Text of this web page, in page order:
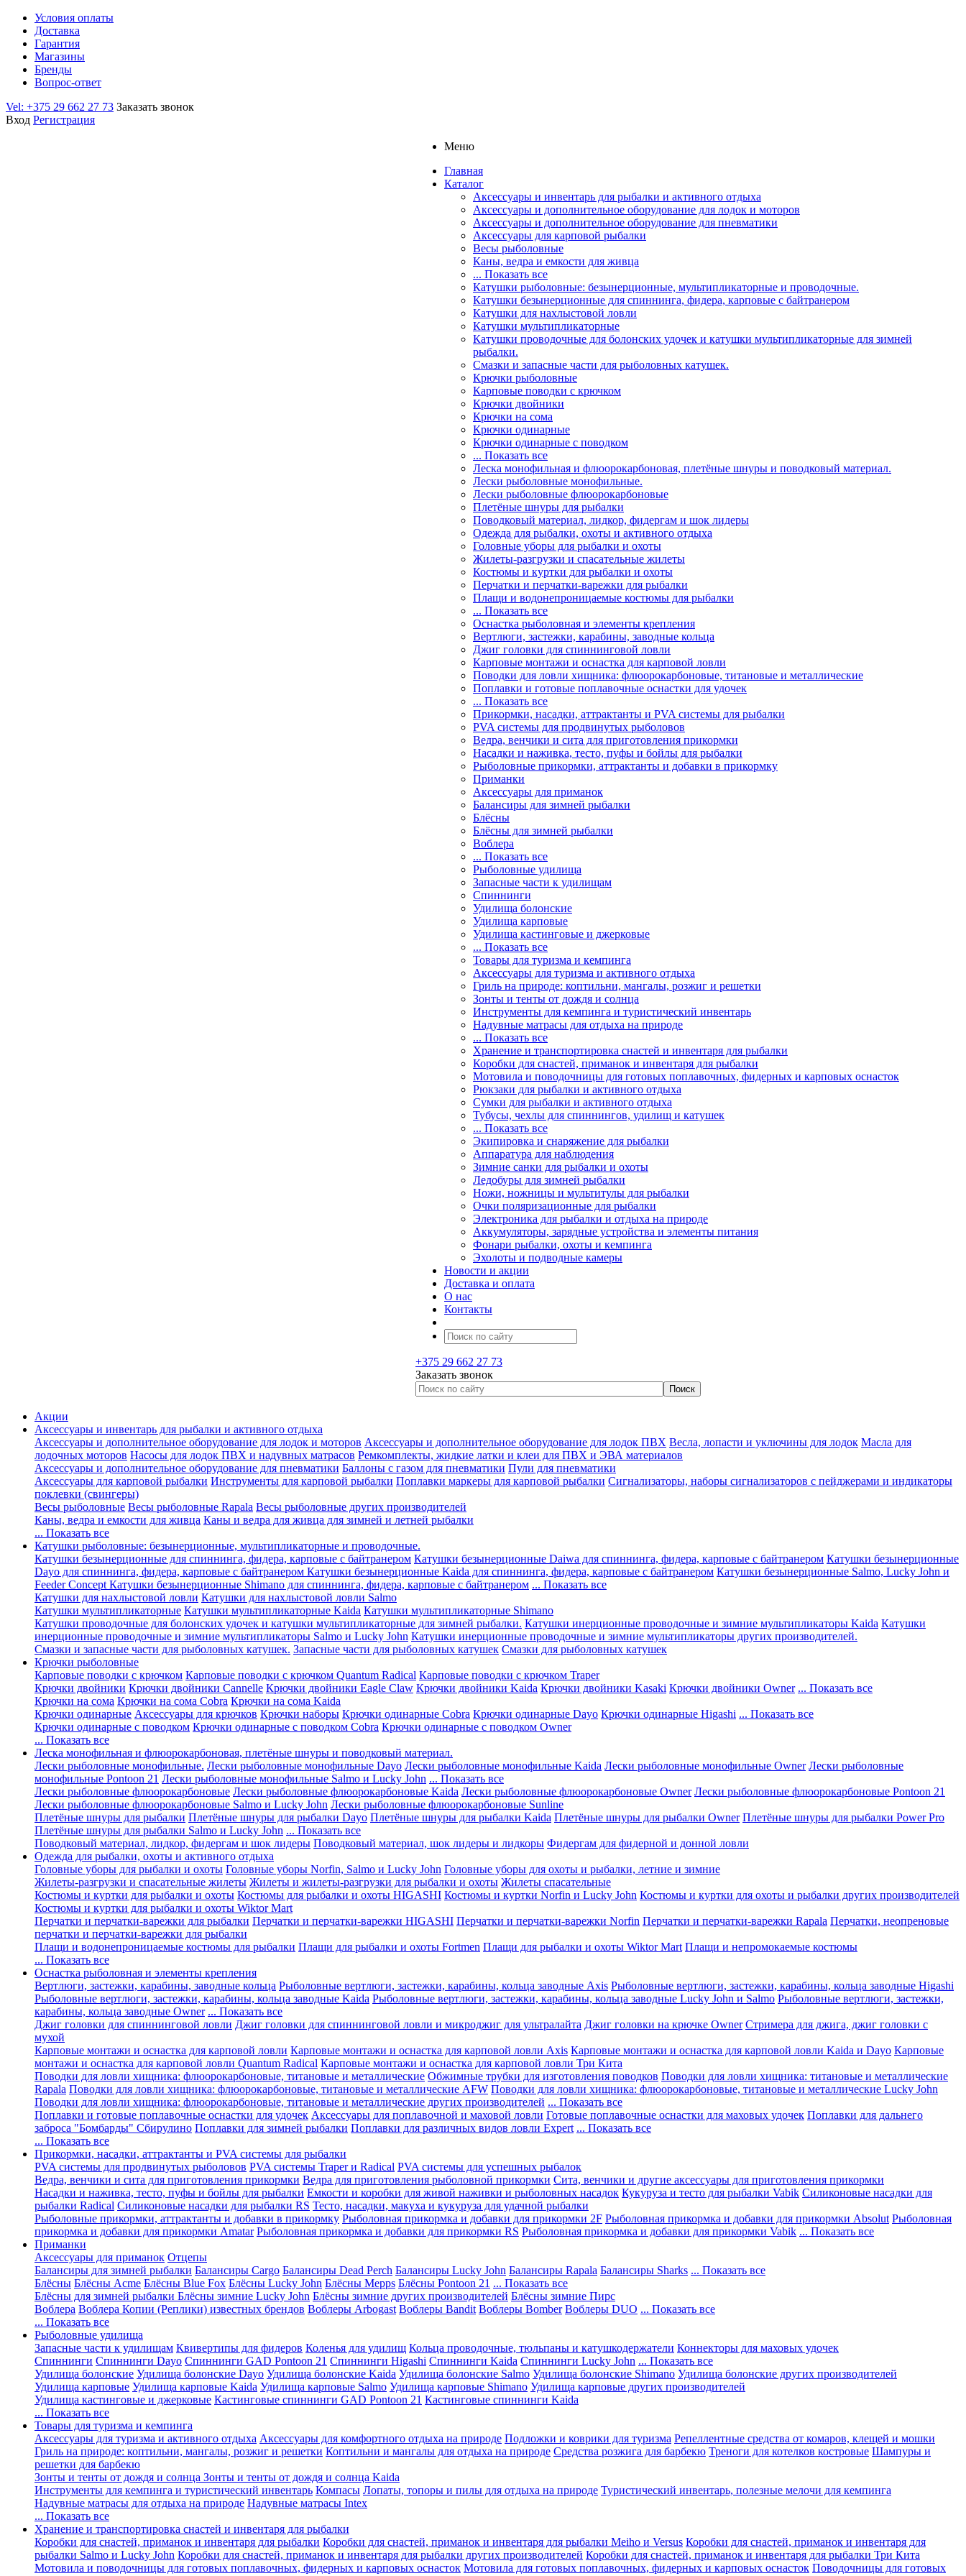
Условия оплаты
Доставка
Гарантия
Магазины
Бренды
Вопрос-ответ
Vel: +375 29 662 27 73 Заказать звонок
Вход Регистрация
Меню
Главная
Каталог
Аксессуары и инвентарь для рыбалки и активного отдыха
Аксессуары и дополнительное оборудование для лодок и моторов
Аксессуары и дополнительное оборудование для пневматики
Аксессуары для карповой рыбалки
Весы рыболовные
Каны, ведра и емкости для живца
... Показать все
Катушки рыболовные: безынерционные, мультипликаторные и проводочные.
Катушки безынерционные для спиннинга, фидера, карповые с байтранером
Катушки для нахлыстовой ловли
Катушки мультипликаторные
Катушки проводочные для болонских удочек и катушки мультипликаторные для зимней
рыбалки.
Смазки и запасные части для рыболовных катушек.
Крючки рыболовные
Карповые поводки с крючком
Крючки двойники
Крючки на сома
Крючки одинарные
Крючки одинарные с поводком
... Показать все
Леска монофильная и флюорокарбоновая, плетёные шнуры и поводковый материал.
Лески рыболовные монофильные.
Лески рыболовные флюорокарбоновые
Плетёные шнуры для рыбалки
Поводковый материал, лидкор, фидергам и шок лидеры
Одежда для рыбалки, охоты и активного отдыха
Головные уборы для рыбалки и охоты
Жилеты-разгрузки и спасательные жилеты
Костюмы и куртки для рыбалки и охоты
Перчатки и перчатки-варежки для рыбалки
Плащи и водонепроницаемые костюмы для рыбалки
... Показать все
Оснастка рыболовная и элементы крепления
Вертлюги, застежки, карабины, заводные кольца
Джиг головки для спиннинговой ловли
Карповые монтажи и оснастка для карповой ловли
Поводки для ловли хищника: флюорокарбоновые, титановые и металлические
Поплавки и готовые поплавочные оснастки для удочек
... Показать все
Прикормки, насадки, аттрактанты и PVA системы для рыбалки
PVA системы для продвинутых рыболовов
Ведра, венчики и сита для приготовления прикормки
Насадки и наживка, тесто, пуфы и бойлы для рыбалки
Рыболовные прикормки, аттрактанты и добавки в прикормку
Приманки
Аксессуары для приманок
Балансиры для зимней рыбалки
Блёсны
Блёсны для зимней рыбалки
Воблера
... Показать все
Рыболовные удилища
Запасные части к удилищам
Спиннинги
Удилища болонские
Удилища карповые
Удилища кастинговые и джерковые
... Показать все
Товары для туризма и кемпинга
Аксессуары для туризма и активного отдыха
Гриль на природе: коптильни, мангалы, розжиг и решетки
Зонты и тенты от дождя и солнца
Инструменты для кемпинга и туристический инвентарь
Надувные матрасы для отдыха на природе
... Показать все
Хранение и транспортировка снастей и инвентаря для рыбалки
Коробки для снастей, приманок и инвентаря для рыбалки
Мотовила и поводочницы для готовых поплавочных, фидерных и карповых оснасток
Рюкзаки для рыбалки и активного отдыха
Сумки для рыбалки и активного отдыха
Тубусы, чехлы для спиннингов, удилищ и катушек
... Показать все
Экипировка и снаряжение для рыбалки
Аппаратура для наблюдения
Зимние санки для рыбалки и охоты
Ледобуры для зимней рыбалки
Ножи, ножницы и мультитулы для рыбалки
Очки поляризационные для рыбалки
Электроника для рыбалки и отдыха на природе
Аккумуляторы, зарядные устройства и элементы питания
Фонари рыбалки, охоты и кемпинга
Эхолоты и подводные камеры
Новости и акции
Доставка и оплата
О нас
Контакты
+375 29 662 27 73
Заказать звонок
Акции
Аксессуары и инвентарь для рыбалки и активного отдыха
Аксессуары и дополнительное оборудование для лодок и моторов Аксессуары и дополнительное оборудование для лодок ПВХ Весла, лопасти и уключины для лодок Масла для
лодочных моторов Насосы для лодок ПВХ и надувных матрасов Ремкомплекты, жидкие латки и клеи для ПВХ и ЭВА материалов
Аксессуары и дополнительное оборудование для пневматики Баллоны с газом для пневматики Пули для пневматики
Аксессуары для карповой рыбалки Инструменты для карповой рыбалки Поплавки маркеры для карповой рыбалки Сигнализаторы, наборы сигнализаторов с пейджерами и индикаторы
поклевки (свингеры)
Весы рыболовные Весы рыболовные Rapala Весы рыболовные других производителей
Каны, ведра и емкости для живца Каны и ведра для живца для зимней и летней рыбалки
... Показать все
Катушки рыболовные: безынерционные, мультипликаторные и проводочные.
Катушки безынерционные для спиннинга, фидера, карповые с байтранером Катушки безынерционные Daiwa для спиннинга, фидера, карповые с байтранером Катушки безынерционные
Dayo для спиннинга, фидера, карповые с байтранером Катушки безынерционные Kaida для спиннинга, фидера, карповые с байтранером Катушки безынерционные Salmo, Lucky John и
Feeder Concept Катушки безынерционные Shimano для спиннинга, фидера, карповые с байтранером ... Показать все
Катушки для нахлыстовой ловли Катушки для нахлыстовой ловли Salmo
Катушки мультипликаторные Катушки мультипликаторные Kaida Катушки мультипликаторные Shimano
Катушки проводочные для болонских удочек и катушки мультипликаторные для зимней рыбалки. Катушки инерционные проводочные и зимние мультипликаторы Kaida Катушки
инерционные проводочные и зимние мультипликаторы Salmo и Lucky John Катушки инерционные проводочные и зимние мультипликаторы других производителей.
Смазки и запасные части для рыболовных катушек. Запасные части для рыболовных катушек Смазки для рыболовных катушек
Крючки рыболовные
Карповые поводки с крючком Карповые поводки с крючком Quantum Radical Карповые поводки с крючком Traper
Крючки двойники Крючки двойники Cannelle Крючки двойники Eagle Claw Крючки двойники Kaida Крючки двойники Kasaki Крючки двойники Owner ... Показать все
Крючки на сома Крючки на сома Cobra Крючки на сома Kaida
Крючки одинарные Аксессуары для крючков Крючки наборы Крючки одинарные Cobra Крючки одинарные Dayo Крючки одинарные Higashi ... Показать все
Крючки одинарные с поводком Крючки одинарные с поводком Cobra Крючки одинарные с поводком Owner
... Показать все
Леска монофильная и флюорокарбоновая, плетёные шнуры и поводковый материал.
Лески рыболовные монофильные. Лески рыболовные монофильные Dayo Лески рыболовные монофильные Kaida Лески рыболовные монофильные Owner Лески рыболовные
монофильные Pontoon 21 Лески рыболовные монофильные Salmo и Lucky John ... Показать все
Лески рыболовные флюорокарбоновые Лески рыболовные флюорокарбоновые Kaida Лески рыболовные флюорокарбоновые Owner Лески рыболовные флюорокарбоновые Pontoon 21
Лески рыболовные флюорокарбоновые Salmo и Lucky John Лески рыболовные флюорокарбоновые Sunline
Плетёные шнуры для рыбалки Плетёные шнуры для рыбалки Dayo Плетёные шнуры для рыбалки Kaida Плетёные шнуры для рыбалки Owner Плетёные шнуры для рыбалки Power Pro
Плетёные шнуры для рыбалки Salmo и Lucky John ... Показать все
Поводковый материал, лидкор, фидергам и шок лидеры Поводковый материал, шок лидеры и лидкоры Фидергам для фидерной и донной ловли
Одежда для рыбалки, охоты и активного отдыха
Головные уборы для рыбалки и охоты Головные уборы Norfin, Salmo и Lucky John Головные уборы для охоты и рыбалки, летние и зимние
Жилеты-разгрузки и спасательные жилеты Жилеты и жилеты-разгрузки для рыбалки и охоты Жилеты спасательные
Костюмы и куртки для рыбалки и охоты Костюмы для рыбалки и охоты HIGASHI Костюмы и куртки Norfin и Lucky John Костюмы и куртки для охоты и рыбалки других производителей
Костюмы и куртки для рыбалки и охоты Wiktor Mart
Перчатки и перчатки-варежки для рыбалки Перчатки и перчатки-варежки HIGASHI Перчатки и перчатки-варежки Norfin Перчатки и перчатки-варежки Rapala Перчатки, неопреновые
перчатки и перчатки-варежки для рыбалки
Плащи и водонепроницаемые костюмы для рыбалки Плащи для рыбалки и охоты Fortmen Плащи для рыбалки и охоты Wiktor Mart Плащи и непромокаемые костюмы
... Показать все
Оснастка рыболовная и элементы крепления
Вертлюги, застежки, карабины, заводные кольца Рыболовные вертлюги, застежки, карабины, кольца заводные Axis Рыболовные вертлюги, застежки, карабины, кольца заводные Higashi
Рыболовные вертлюги, застежки, карабины, кольца заводные Kaida Рыболовные вертлюги, застежки, карабины, кольца заводные Lucky John и Salmo Рыболовные вертлюги, застежки,
карабины, кольца заводные Owner ... Показать все
Джиг головки для спиннинговой ловли Джиг головки для спиннинговой ловли и микроджиг для ультралайта Джиг головки на крючке Owner Стримера для джига, джиг головки с
мухой
Карповые монтажи и оснастка для карповой ловли Карповые монтажи и оснастка для карповой ловли Axis Карповые монтажи и оснастка для карповой ловли Kaida и Dayo Карповые
монтажи и оснастка для карповой ловли Quantum Radical Карповые монтажи и оснастка для карповой ловли Три Кита
Поводки для ловли хищника: флюорокарбоновые, титановые и металлические Обжимные трубки для изготовления поводков Поводки для ловли хищника: титановые и металлические
Rapala Поводки для ловли хищника: флюорокарбоновые, титановые и металлические AFW Поводки для ловли хищника: флюорокарбоновые, титановые и металлические Lucky John
Поводки для ловли хищника: флюорокарбоновые, титановые и металлические других производителей ... Показать все
Поплавки и готовые поплавочные оснастки для удочек Аксессуары для поплавочной и маховой ловли Готовые поплавочные оснастки для маховых удочек Поплавки для дальнего
заброса "Бомбарды" Сбирулино Поплавки для зимней рыбалки Поплавки для различных видов ловли Expert ... Показать все
... Показать все
Прикормки, насадки, аттрактанты и PVA системы для рыбалки
PVA системы для продвинутых рыболовов PVA системы Traper и Radical PVA системы для успешных рыбалок
Ведра, венчики и сита для приготовления прикормки Ведра для приготовления рыболовной прикормки Сита, венчики и другие аксессуары для приготовления прикормки
Насадки и наживка, тесто, пуфы и бойлы для рыбалки Емкости и коробки для живой наживки и рыболовных насадок Кукуруза и тесто для рыбалки Vabik Силиконовые насадки для
рыбалки Radical Силиконовые насадки для рыбалки RS Тесто, насадки, макуха и кукуруза для удачной рыбалки
Рыболовные прикормки, аттрактанты и добавки в прикормку Рыболовная прикормка и добавки для прикормки 2F Рыболовная прикормка и добавки для прикормки Absolut Рыболовная
прикормка и добавки для прикормки Amatar Рыболовная прикормка и добавки для прикормки RS Рыболовная прикормка и добавки для прикормки Vabik ... Показать все
Приманки
Аксессуары для приманок Отцепы
Балансиры для зимней рыбалки Балансиры Cargo Балансиры Dead Perch Балансиры Lucky John Балансиры Rapala Балансиры Sharks ... Показать все
Блёсны Блёсны Acme Блёсны Blue Fox Блёсны Lucky John Блёсны Mepps Блёсны Pontoon 21 ... Показать все
Блёсны для зимней рыбалки Блёсны зимние Lucky John Блёсны зимние других производителей Блёсны зимние Пирс
Воблера Воблера Копии (Реплики) известных брендов Воблеры Arbogast Воблеры Bandit Воблеры Bomber Воблеры DUO ... Показать все
... Показать все
Рыболовные удилища
Запасные части к удилищам Квивертипы для фидеров Коленья для удилищ Кольца проводочные, тюльпаны и катушкодержатели Коннекторы для маховых удочек
Спиннинги Спиннинги Dayo Спиннинги GAD Pontoon 21 Спиннинги Higashi Спиннинги Kaida Спиннинги Lucky John ... Показать все
Удилища болонские Удилища болонские Dayo Удилища болонские Kaida Удилища болонские Salmo Удилища болонские Shimano Удилища болонские других производителей
Удилища карповые Удилища карповые Kaida Удилища карповые Salmo Удилища карповые Shimano Удилища карповые других производителей
Удилища кастинговые и джерковые Кастинговые спиннинги GAD Pontoon 21 Кастинговые спиннинги Kaida
... Показать все
Товары для туризма и кемпинга
Аксессуары для туризма и активного отдыха Аксессуары для комфортного отдыха на природе Подложки и коврики для туризма Репеллентные средства от комаров, клещей и мошки
Гриль на природе: коптильни, мангалы, розжиг и решетки Коптильни и мангалы для отдыха на природе Средства розжига для барбекю Треноги для котелков костровые Шампуры и
решетки для барбекю
Зонты и тенты от дождя и солнца Зонты и тенты от дождя и солнца Kaida
Инструменты для кемпинга и туристический инвентарь Компасы Лопаты, топоры и пилы для отдыха на природе Туристический инвентарь, полезные мелочи для кемпинга
Надувные матрасы для отдыха на природе Надувные матрасы Intex
... Показать все
Хранение и транспортировка снастей и инвентаря для рыбалки
Коробки для снастей, приманок и инвентаря для рыбалки Коробки для снастей, приманок и инвентаря для рыбалки Meiho и Versus Коробки для снастей, приманок и инвентаря для
рыбалки Salmo и Lucky John Коробки для снастей, приманок и инвентаря для рыбалки других производителей Коробки для снастей, приманок и инвентаря для рыбалки Три Кита
Мотовила и поводочницы для готовых поплавочных, фидерных и карповых оснасток Мотовила для готовых поплавочных, фидерных и карповых оснасток Поводочницы для готовых